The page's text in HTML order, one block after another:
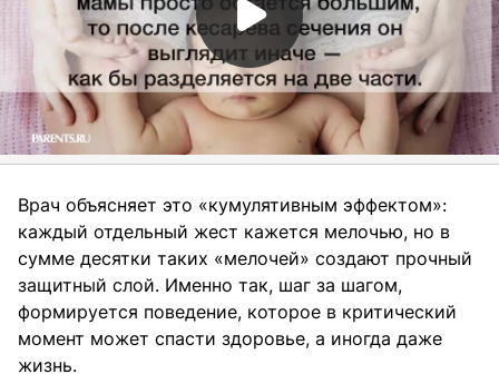
Врач объясняет это «кумулятивным эффектом»:
каждый отдельный жест кажется мелочью, но в
сумме десятки таких «мелочей» создают прочный
защитный слой. Именно так, шаг за шагом,
формируется поведение, которое в критический
момент может спасти здоровье, а иногда даже
жизнь.